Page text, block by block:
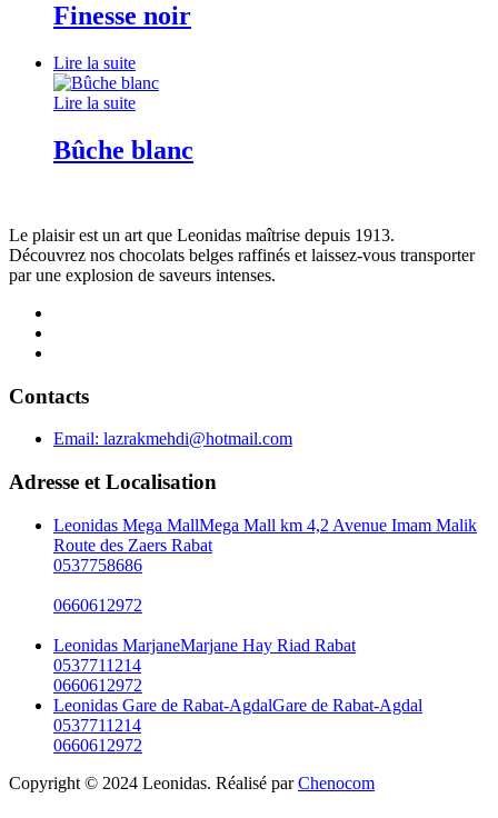
Finesse noir
Lire la suite
Lire la suite
Bûche blanc
Le plaisir est un art que Leonidas maîtrise depuis 1913.
Découvrez nos chocolats belges raffinés et laissez-vous transporter
par une explosion de saveurs intenses.
Contacts
Email: lazrakmehdi@hotmail.com
Adresse et Localisation
Leonidas Mega MallMega Mall km 4,2 Avenue Imam Malik
Route des Zaers Rabat
0537758686
0660612972
Leonidas MarjaneMarjane Hay Riad Rabat
0537711214
0660612972
Leonidas Gare de Rabat-AgdalGare de Rabat-Agdal
0537711214
0660612972
Copyright © 2024 Leonidas. Réalisé parChenocom